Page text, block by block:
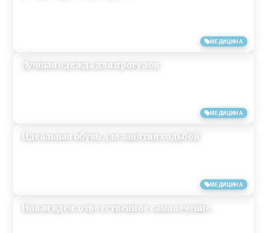
МЕДИЦИНА
МЕДИЦИНА
Лучшая одежда для прогулок
МЕДИЦИНА
Идеальная обувь для занятия ходьбой
Новая идея: ответственное самолечение